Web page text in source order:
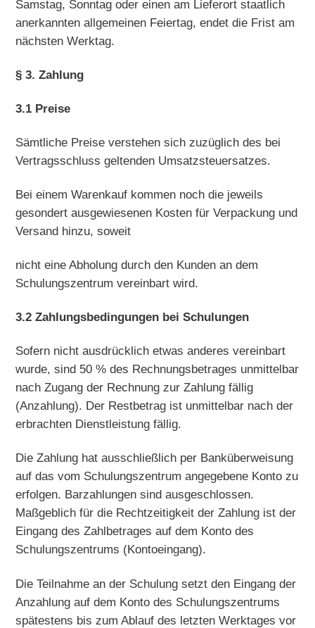
Samstag, Sonntag oder einen am Lieferort staatlich
anerkannten allgemeinen Feiertag, endet die Frist am
nächsten Werktag.
§ 3. Zahlung
3.1 Preise
Sämtliche Preise verstehen sich zuzüglich des bei
Vertragsschluss geltenden Umsatzsteuersatzes.
Bei einem Warenkauf kommen noch die jeweils
gesondert ausgewiesenen Kosten für Verpackung und
Versand hinzu, soweit
nicht eine Abholung durch den Kunden an dem
Schulungszentrum vereinbart wird.
3.2 Zahlungsbedingungen bei Schulungen
Sofern nicht ausdrücklich etwas anderes vereinbart
wurde, sind 50 % des Rechnungsbetrages unmittelbar
nach Zugang der Rechnung zur Zahlung fällig
(Anzahlung). Der Restbetrag ist unmittelbar nach der
erbrachten Dienstleistung fällig.
Die Zahlung hat ausschließlich per Banküberweisung
auf das vom Schulungszentrum angegebene Konto zu
erfolgen. Barzahlungen sind ausgeschlossen.
Maßgeblich für die Rechtzeitigkeit der Zahlung ist der
Eingang des Zahlbetrages auf dem Konto des
Schulungszentrums (Kontoeingang).
Die Teilnahme an der Schulung setzt den Eingang der
Anzahlung auf dem Konto des Schulungszentrums
spätestens bis zum Ablauf des letzten Werktages vor